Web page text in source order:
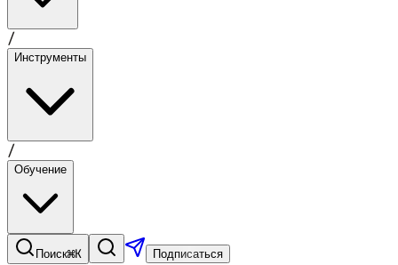
/
Инструменты
/
Обучение
Поиск⌘K Подписаться